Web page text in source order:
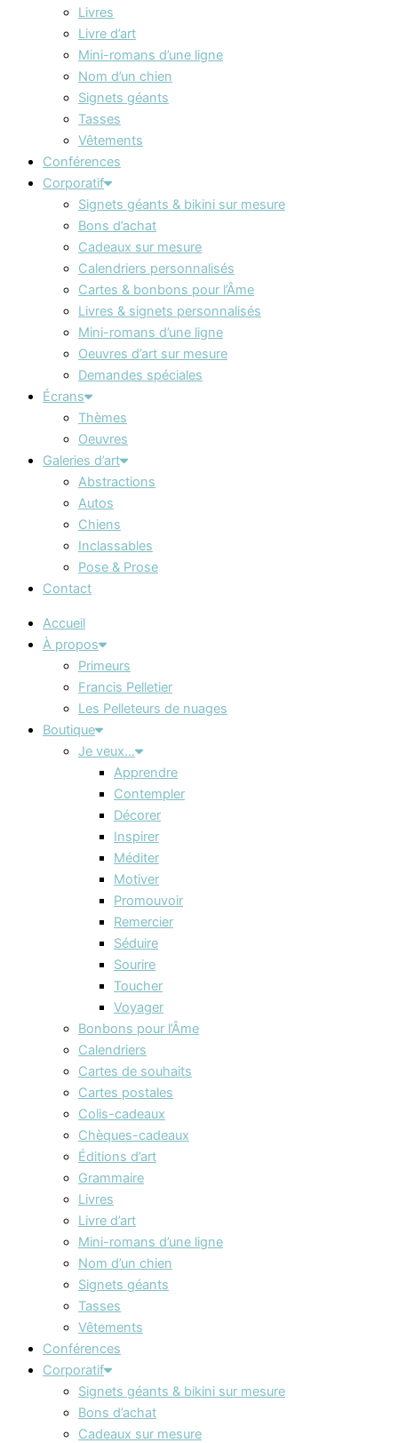
Livres
Livre d’art
Mini-romans d’une ligne
Nom d’un chien
Signets géants
Tasses
Vêtements
Conférences
Corporatif
Signets géants & bikini sur mesure
Bons d’achat
Cadeaux sur mesure
Calendriers personnalisés
Cartes & bonbons pour l’Âme
Livres & signets personnalisés
Mini-romans d’une ligne
Oeuvres d’art sur mesure
Demandes spéciales
Écrans
Thèmes
Oeuvres
Galeries d’art
Abstractions
Autos
Chiens
Inclassables
Pose & Prose
Contact
Accueil
À propos
Primeurs
Francis Pelletier
Les Pelleteurs de nuages
Boutique
Je veux…
Apprendre
Contempler
Décorer
Inspirer
Méditer
Motiver
Promouvoir
Remercier
Séduire
Sourire
Toucher
Voyager
Bonbons pour l’Âme
Calendriers
Cartes de souhaits
Cartes postales
Colis-cadeaux
Chèques-cadeaux
Éditions d’art
Grammaire
Livres
Livre d’art
Mini-romans d’une ligne
Nom d’un chien
Signets géants
Tasses
Vêtements
Conférences
Corporatif
Signets géants & bikini sur mesure
Bons d’achat
Cadeaux sur mesure